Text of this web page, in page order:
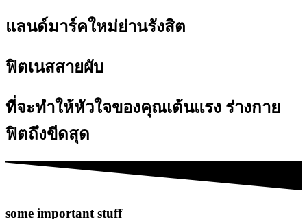
แลนด์มาร์คใหม่ย่านรังสิต
ฟิตเนสสายผับ
ที่จะทำให้หัวใจของคุณเต้นแรง ร่างกาย
ฟิตถึงขีดสุด
some important stuff